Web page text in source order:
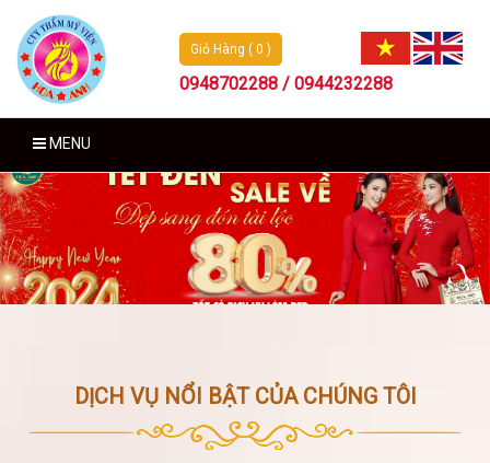
Giỏ Hàng ( 0 )
0948702288 / 0944232288
MENU
DỊCH VỤ NỔI BẬT CỦA CHÚNG TÔI